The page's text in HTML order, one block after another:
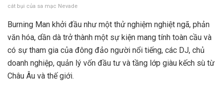
cát bụi của sa mạc Nevade
Burning Man khởi đầu như một thử nghiệm nghiệt ngã, phản
văn hóa, dần dà trở thành một sự kiện mang tính toàn cầu và
có sự tham gia của đông đảo người nổi tiếng, các DJ, chủ
doanh nghiệp, quản lý vốn đầu tư và tầng lớp giàu kếch sù từ
Châu Âu và thế giới.